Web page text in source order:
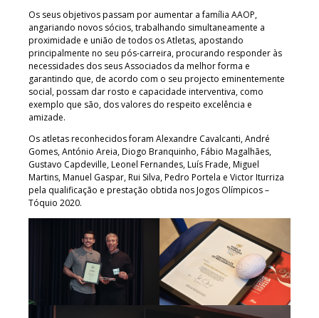
Os seus objetivos passam por aumentar a família AAOP,
angariando novos sócios, trabalhando simultaneamente a
proximidade e união de todos os Atletas, apostando
principalmente no seu pós-carreira, procurando responder às
necessidades dos seus Associados da melhor forma e
garantindo que, de acordo com o seu projecto eminentemente
social, possam dar rosto e capacidade interventiva, como
exemplo que são, dos valores do respeito excelência e
amizade.
Os atletas reconhecidos foram Alexandre Cavalcanti, André
Gomes, António Areia, Diogo Branquinho, Fábio Magalhães,
Gustavo Capdeville, Leonel Fernandes, Luís Frade, Miguel
Martins, Manuel Gaspar, Rui Silva, Pedro Portela e Victor Iturriza
pela qualificação e prestação obtida nos Jogos Olímpicos –
Tóquio 2020.